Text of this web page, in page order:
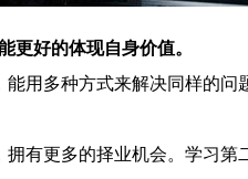
更好的体现自身价值。
多种方式来解决同样的问
更多的择业机会。学习第